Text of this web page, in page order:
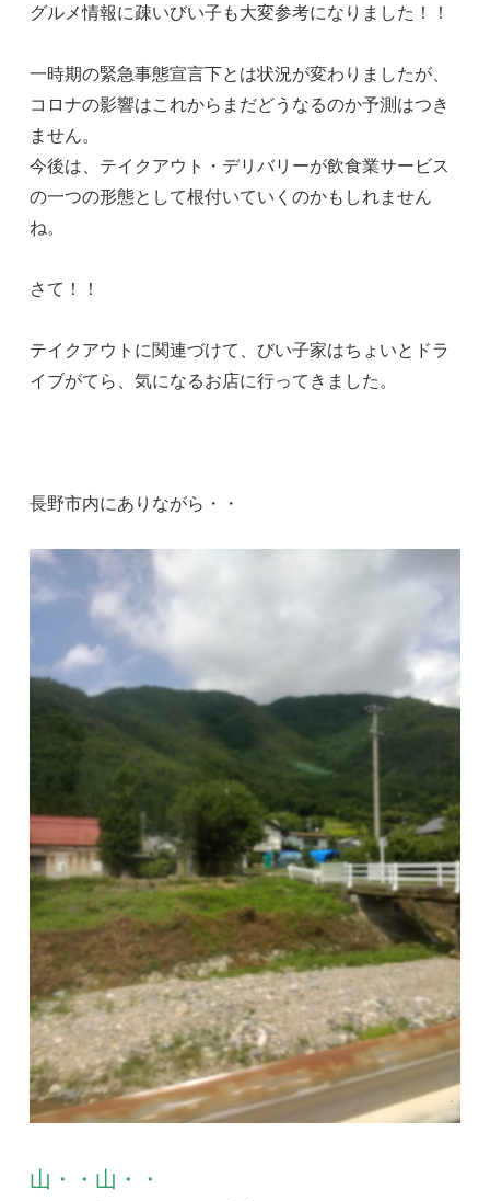
グルメ情報に疎いびい子も大変参考になりました！！
一時期の緊急事態宣言下とは状況が変わりましたが、
コロナの影響はこれからまだどうなるのか予測はつき
ません。
今後は、テイクアウト・デリバリーが飲食業サービス
の一つの形態として根付いていくのかもしれません
ね。
さて！！
テイクアウトに関連づけて、びい子家はちょいとドラ
イブがてら、気になるお店に行ってきました。
長野市内にありながら・・
山・・山・・